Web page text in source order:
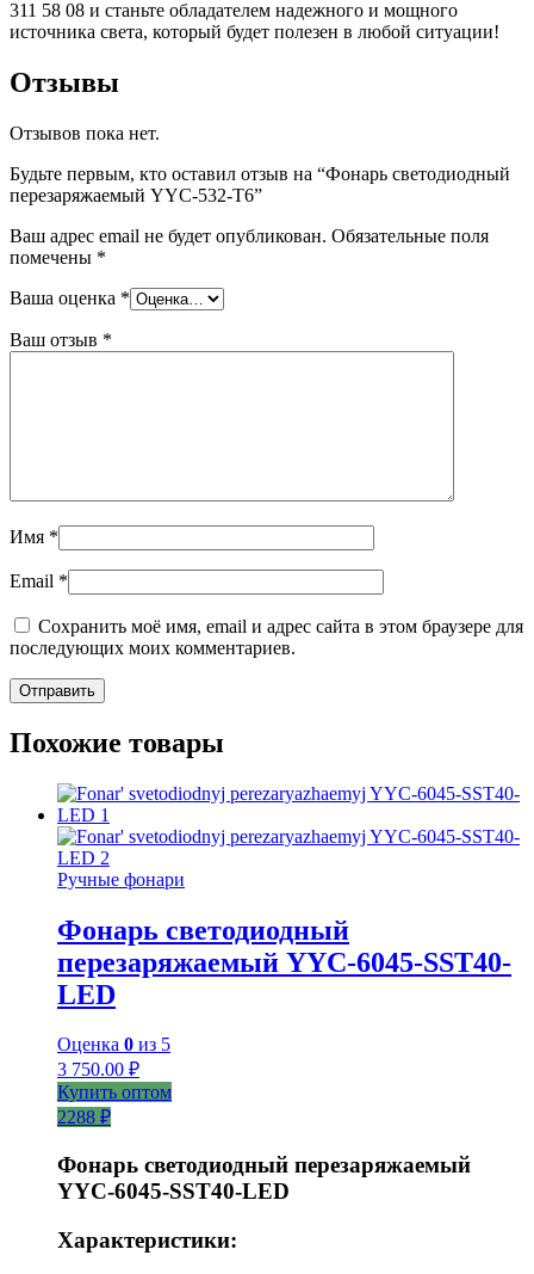
311 58 08 и станьте обладателем надежного и мощного
источника света, который будет полезен в любой ситуации!
Отзывы
Отзывов пока нет.
Будьте первым, кто оставил отзыв на “Фонарь светодиодный
перезаряжаемый YYC-532-T6”
Ваш адрес email не будет опубликован. Обязательные поля
помечены *
Ваша оценка *
Ваш отзыв *
Имя *
Email *
Сохранить моё имя, email и адрес сайта в этом браузере для
последующих моих комментариев.
Похожие товары
Ручные фонари
Фонарь светодиодный
перезаряжаемый YYC-6045-SST40-
LED
Оценка 0 из 5
3 750.00 ₽
Купить оптом
2288 ₽
Фонарь светодиодный перезаряжаемый
YYC-6045-SST40-LED
Характеристики: